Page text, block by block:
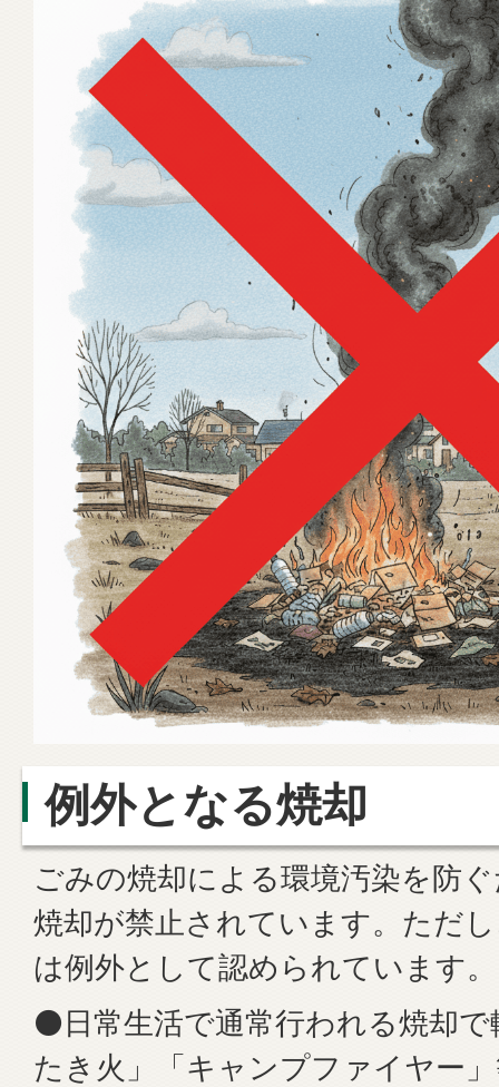
例外となる焼却
ごみの焼却による環境汚染を防
焼却が禁止されています。ただ
は例外として認められています。
⚫日常生活で通常行われる焼却
たき火」「キャンプファイヤー